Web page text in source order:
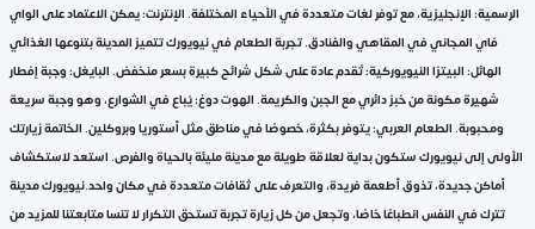
الرسمية: الإنجليزية، مع توفر لغات متعددة في الأحياء المختلفة. الإنترنت: يمكن الاعتماد على الواي
فاي المجاني في المقاهي والفنادق. تجربة الطعام في نيويورك تتميز المدينة بتنوعها الغذائي
الهائل: البيتزا النيويوركية: تُقدم عادة على شكل شرائح كبيرة بسعر منخفض. البايغل: وجبة إفطار
شهيرة مكونة من خبز دائري مع الجبن والكريمة. الهوت دوغ: يُباع في الشوارع، وهو وجبة سريعة
ومحبوبة. الطعام العربي: يتوفر بكثرة، خصوصًا في مناطق مثل أستوريا وبروكلين. الخاتمة زيارتك
الأولى إلى نيويورك ستكون بداية لعلاقة طويلة مع مدينة مليئة بالحياة والفرص. استعد لاستكشاف
أماكن جديدة، تذوق أطعمة فريدة، والتعرف على ثقافات متعددة في مكان واحد.نيويورك مدينة
تترك في النفس انطباعًا خاصًا، وتجعل من كل زيارة تجربة تستحق التكرار لا تنسا متابعتنا للمزيد من